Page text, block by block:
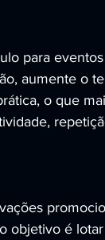
para
aumente o
o que
objetivo é